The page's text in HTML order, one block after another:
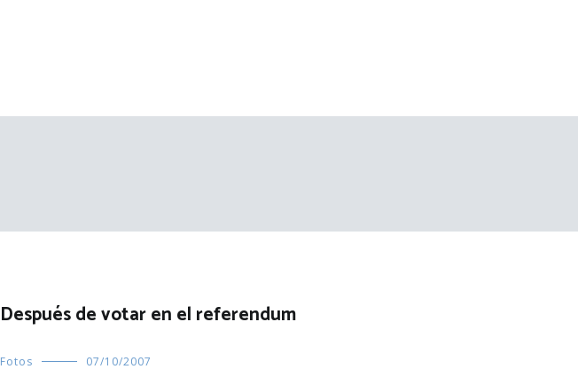
Después de votar en el referendum
Fotos 07/10/2007